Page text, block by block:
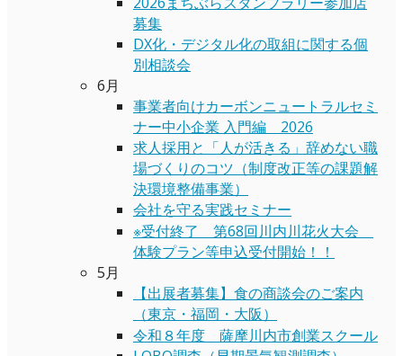
募集
DX化・デジタル化の取組に関する個
別相談会
6月
事業者向けカーボンニュートラルセミ
ナー中小企業 入門編 2026
求人採用と「人が活きる」辞めない職
場づくりのコツ（制度改正等の課題解
決環境整備事業）
会社を守る実践セミナー
※受付終了 第68回川内川花火大会
体験プラン等申込受付開始！！
5月
【出展者募集】食の商談会のご案内
（東京・福岡・大阪）
令和８年度 薩摩川内市創業スクール